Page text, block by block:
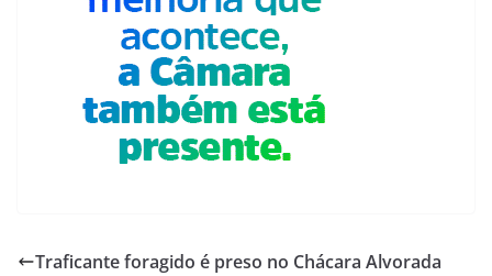
Traficante foragido é preso no Chácara Alvorada